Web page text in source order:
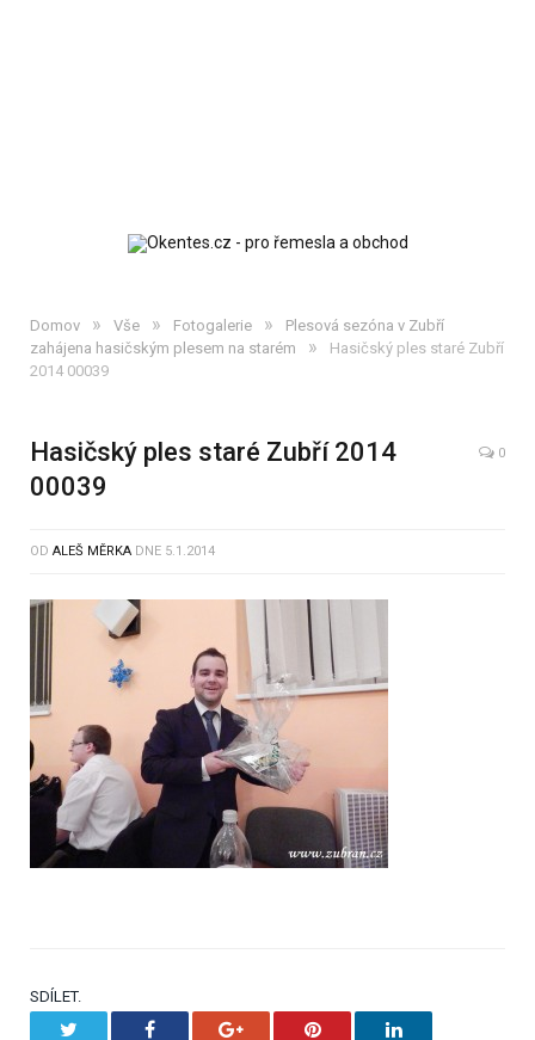
Domov » Vše » Fotogalerie »
Plesová sezóna v Zubří
zahájena hasičským plesem na starém
»
Hasičský ples staré Zubří
2014 00039
Hasičský ples staré Zubří 2014
00039
0
OD ALEŠ MĚRKA DNE 5.1.2014
SDÍLET.
Facebook Google+ Pinterest LinkedIn